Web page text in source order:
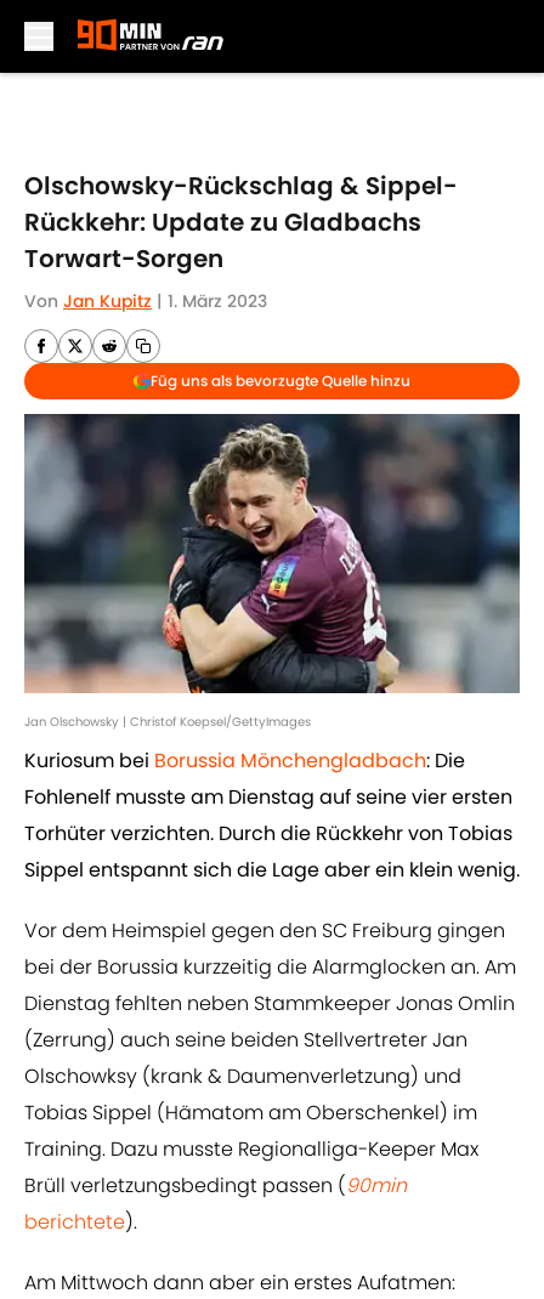
Olschowsky-Rückschlag & Sippel-
Rückkehr: Update zu Gladbachs
Torwart-Sorgen
Von Jan Kupitz | 1. März 2023
Füg uns als bevorzugte Quelle hinzu
Jan Olschowsky | Christof Koepsel/GettyImages
Kuriosum bei Borussia Mönchengladbach: Die
Fohlenelf musste am Dienstag auf seine vier ersten
Torhüter verzichten. Durch die Rückkehr von Tobias
Sippel entspannt sich die Lage aber ein klein wenig.
Vor dem Heimspiel gegen den SC Freiburg gingen
bei der Borussia kurzzeitig die Alarmglocken an. Am
Dienstag fehlten neben Stammkeeper Jonas Omlin
(Zerrung) auch seine beiden Stellvertreter Jan
Olschowksy (krank & Daumenverletzung) und
Tobias Sippel (Hämatom am Oberschenkel) im
Training. Dazu musste Regionalliga-Keeper Max
Brüll verletzungsbedingt passen (90min
berichtete).
Am Mittwoch dann aber ein erstes Aufatmen: